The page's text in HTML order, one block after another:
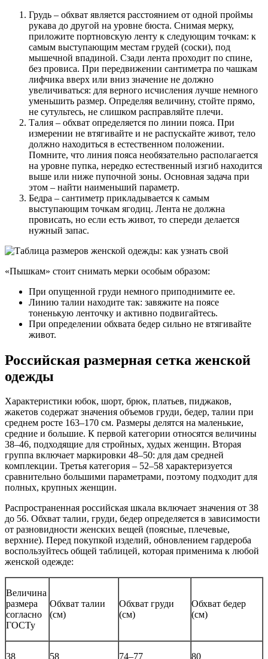
Грудь – обхват является расстоянием от одной проймы
рукава до другой на уровне бюста. Снимая мерку,
приложите портновскую ленту к следующим точкам: к
самым выступающим местам грудей (соски), под
мышечной впадиной. Сзади лента проходит по спине,
без провиса. При передвижении сантиметра по чашкам
лифчика вверх или вниз значение не должно
увеличиваться: для верного исчисления лучше немного
уменьшить размер. Определяя величину, стойте прямо,
не сутультесь, не слишком расправляйте плечи.
Талия – обхват определяется по линии пояса. При
измерении не втягивайте и не распускайте живот, тело
должно находиться в естественном положении.
Помните, что линия пояса необязательно располагается
на уровне пупка, нередко естественный изгиб находится
выше или ниже пупочной зоны. Основная задача при
этом – найти наименьший параметр.
Бедра – сантиметр прикладывается к самым
выступающим точкам ягодиц. Лента не должна
провисать, но если есть живот, то спереди делается
нужный запас.
«Пышкам» стоит снимать мерки особым образом:
При опущенной груди немного приподнимите ее.
Линию талии находите так: завяжите на поясе
тоненькую ленточку и активно подвигайтесь.
При определении обхвата бедер сильно не втягивайте
живот.
Российская размерная сетка женской
одежды
Характеристики юбок, шорт, брюк, платьев, пиджаков,
жакетов содержат значения объемов груди, бедер, талии при
среднем росте 163–170 см. Размеры делятся на маленькие,
средние и большие. К первой категории относятся величины
38–46, подходящие для стройных, худых женщин. Вторая
группа включает маркировки 48–50: для дам средней
комплекции. Третья категория – 52–58 характеризуется
сравнительно большими параметрами, поэтому подходит для
полных, крупных женщин.
Распространенная российская шкала включает значения от 38
до 56. Обхват талии, груди, бедер определяется в зависимости
от разновидности женских вещей (поясные, плечевые,
верхние). Перед покупкой изделий, обновлением гардероба
воспользуйтесь общей таблицей, которая применима к любой
женской одежде:
Величина
размера
согласно
ГОСТу
Обхват талии
(см)
Обхват груди
(см)
Обхват бедер
(см)
38 58 74–77 80